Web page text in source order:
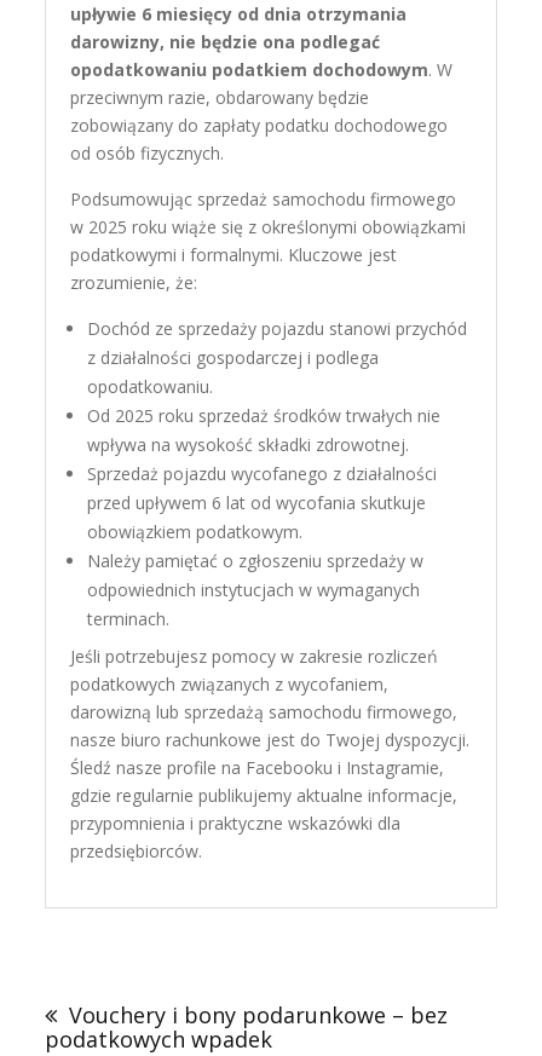
upływie 6 miesięcy od dnia otrzymania
darowizny, nie będzie ona podlegać
opodatkowaniu podatkiem dochodowym. W
przeciwnym razie, obdarowany będzie
zobowiązany do zapłaty podatku dochodowego
od osób fizycznych.​
Podsumowując sprzedaż samochodu firmowego
w 2025 roku wiąże się z określonymi obowiązkami
podatkowymi i formalnymi. Kluczowe jest
zrozumienie, że:
Dochód ze sprzedaży pojazdu stanowi przychód
z działalności gospodarczej i podlega
opodatkowaniu.
Od 2025 roku sprzedaż środków trwałych nie
wpływa na wysokość składki zdrowotnej.
Sprzedaż pojazdu wycofanego z działalności
przed upływem 6 lat od wycofania skutkuje
obowiązkiem podatkowym.
Należy pamiętać o zgłoszeniu sprzedaży w
odpowiednich instytucjach w wymaganych
terminach.
Jeśli potrzebujesz pomocy w zakresie rozliczeń
podatkowych związanych z wycofaniem,
darowizną lub sprzedażą samochodu firmowego,
nasze biuro rachunkowe jest do Twojej dyspozycji.
Śledź nasze profile na Facebooku i Instagramie,
gdzie regularnie publikujemy aktualne informacje,
przypomnienia i praktyczne wskazówki dla
przedsiębiorców.
wpisu
Vouchery i bony podarunkowe – bez
podatkowych wpadek